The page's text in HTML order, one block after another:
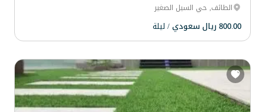
الطائف, حي السيل الصغير
800.00 ريال سعودي / ليلة